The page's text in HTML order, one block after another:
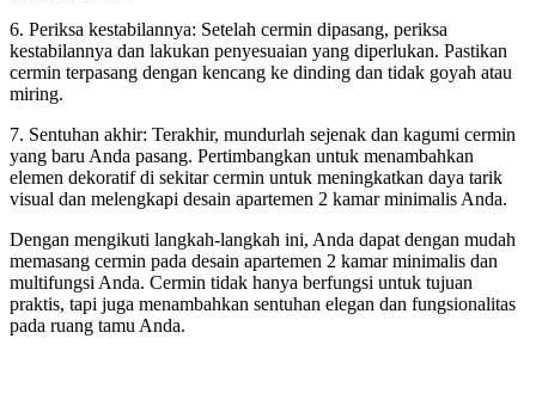
6. Periksa kestabilannya: Setelah cermin dipasang, periksa
kestabilannya dan lakukan penyesuaian yang diperlukan. Pastikan
cermin terpasang dengan kencang ke dinding dan tidak goyah atau
miring.
7. Sentuhan akhir: Terakhir, mundurlah sejenak dan kagumi cermin
yang baru Anda pasang. Pertimbangkan untuk menambahkan
elemen dekoratif di sekitar cermin untuk meningkatkan daya tarik
visual dan melengkapi desain apartemen 2 kamar minimalis Anda.
Dengan mengikuti langkah-langkah ini, Anda dapat dengan mudah
memasang cermin pada desain apartemen 2 kamar minimalis dan
multifungsi Anda. Cermin tidak hanya berfungsi untuk tujuan
praktis, tapi juga menambahkan sentuhan elegan dan fungsionalitas
pada ruang tamu Anda.